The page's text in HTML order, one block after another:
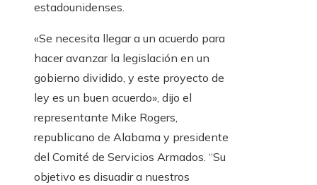
estadounidenses.
«Se necesita llegar a un acuerdo para
hacer avanzar la legislación en un
gobierno dividido, y este proyecto de
ley es un buen acuerdo», dijo el
representante Mike Rogers,
republicano de Alabama y presidente
del Comité de Servicios Armados. “Su
objetivo es disuadir a nuestros